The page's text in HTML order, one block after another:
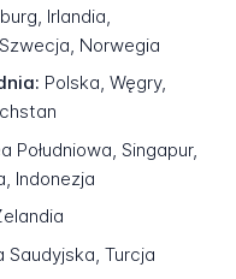
Irlandia,
Norwegia
Polska, Węgry,
Południowa, Singapur,
Indonezja
Saudyjska, Turcja